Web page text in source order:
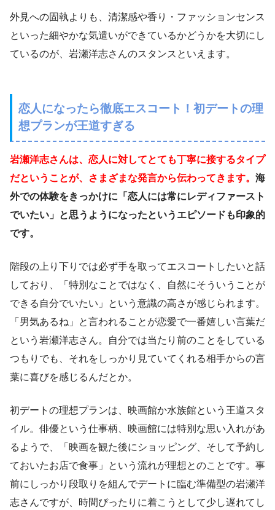
外見への固執よりも、清潔感や香り・ファッションセンス
といった細やかな気遣いができているかどうかを大切にし
ているのが、岩瀬洋志さんのスタンスといえます。
恋人になったら徹底エスコート！初デートの理
想プランが王道すぎる
岩瀬洋志さんは、恋人に対してとても丁寧に接するタイプ
だということが、さまざまな発言から伝わってきます。 海
外での体験をきっかけに「恋人には常にレディファースト
でいたい」と思うようになったというエピソードも印象的
です。
階段の上り下りでは必ず手を取ってエスコートしたいと話
しており、「特別なことではなく、自然にそういうことが
できる自分でいたい」という意識の高さが感じられます。
「男気あるね」と言われることが恋愛で一番嬉しい言葉だ
という岩瀬洋志さん。自分では当たり前のことをしている
つもりでも、それをしっかり見ていてくれる相手からの言
葉に喜びを感じるんだとか。
初デートの理想プランは、映画館か水族館という王道スタ
イル。俳優という仕事柄、映画館には特別な思い入れがあ
るようで、「映画を観た後にショッピング、そして予約し
ておいたお店で食事」という流れが理想とのことです。事
前にしっかり段取りを組んでデートに臨む準備型の岩瀬洋
志さんですが、時間ぴったりに着こうとして少し遅れてし